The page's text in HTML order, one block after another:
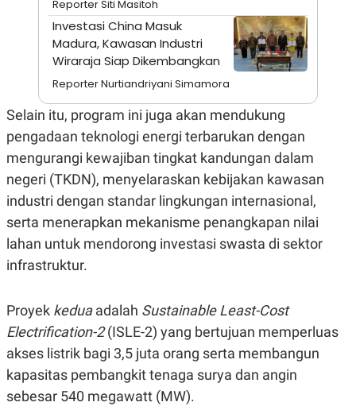
R
I
A
N
L
S
A
R
KANAL
P
U
S
A
T
D
I
A
G
E
S
Reporter Siti Masitoh
Investasi China Masuk
Madura, Kawasan Industri
Wiraraja Siap Dikembangkan
Reporter Nurtiandriyani Simamora
Selain itu, program ini juga akan mendukung
pengadaan teknologi energi terbarukan dengan
mengurangi kewajiban tingkat kandungan dalam
negeri (TKDN), menyelaraskan kebijakan kawasan
industri dengan standar lingkungan internasional,
serta menerapkan mekanisme penangkapan nilai
lahan untuk mendorong investasi swasta di sektor
infrastruktur.
Proyek keduaadalah Sustainable Least-Cost
Electrification-2(ISLE-2) yang bertujuan memperluas
akses listrik bagi 3,5 juta orang serta membangun
kapasitas pembangkit tenaga surya dan angin
sebesar 540 megawatt (MW).